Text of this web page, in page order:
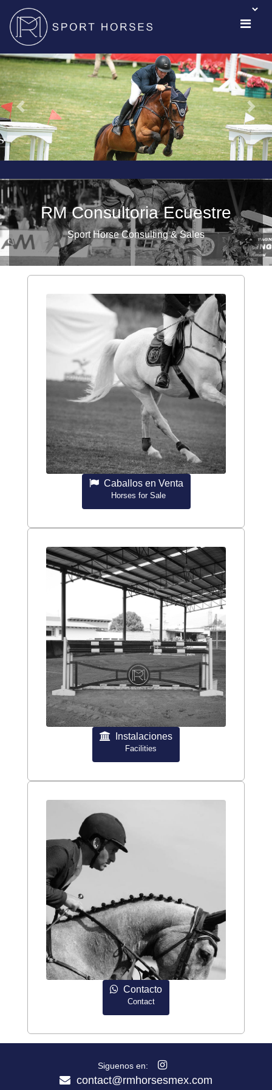
RM Consultoria Ecuestre
Sport Horse Consulting & Sales
Caballos en Venta
Horses for Sale
Instalaciones
Facilities
Contacto
Contact
Siguenos en:
contact@rmhorsesmex.com